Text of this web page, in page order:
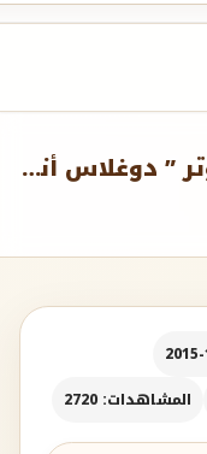
من هو مخترع ماوس الكمبيوتر ” دوغلاس أنغيلبارت doglas angelbart “
المشاهدات: 2720